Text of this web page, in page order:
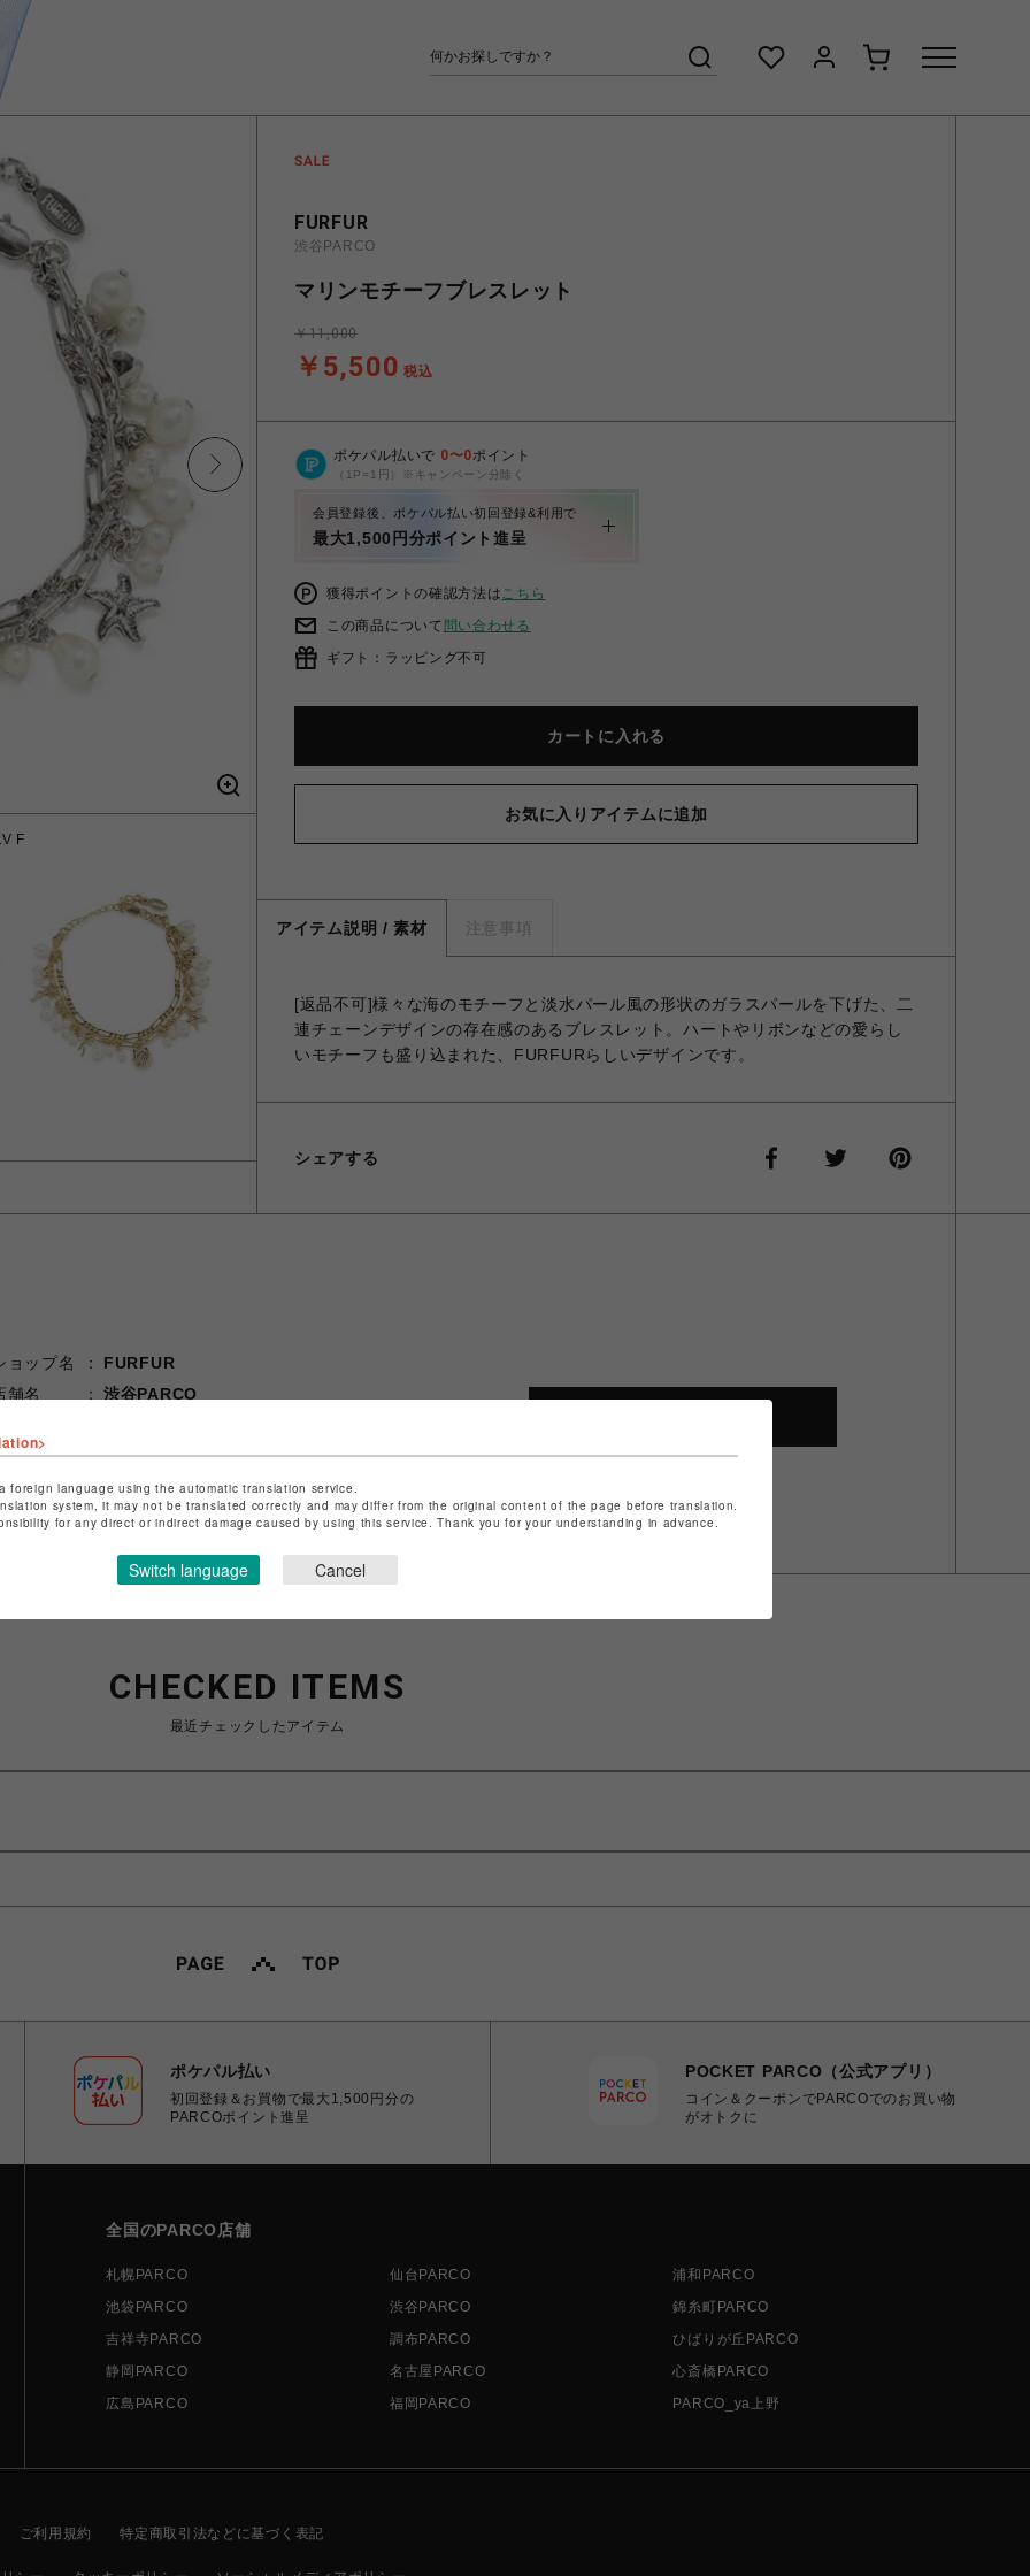
F マリンモチーフブレスレット GLD F
FURFUR
渋谷PARCO
マリンモチーフブレスレット
￥5,500 税込
￥11,000
ポケパル払いで 0〜0ポイント
（1P=1円）※キャンペーン分除く
会員登録後、ポケパル払い初回登録&利用で
最大1,500円分ポイント進呈
獲得ポイントの確認方法はこちら
この商品について 問い合わせる
ギフト：ラッピング不可
カートに入れる
お気に入りアイテムに追加
アイテム説明 / 素材 注意事項
[返品不可]様々な海のモチーフと淡水パール風の形状のガラスパールを下げた、二
連チェーンデザインの存在感のあるブレスレット。ハートやリボンなどの愛らし
いモチーフも盛り込まれた、FURFURらしいデザインです。
シェアする
ョップ名
FURFUR
舗名
渋谷PARCO
定商取引法など法令に基づく表記は
CHECKED ITEMS
最近チェックしたアイテム
ポケパル払い
初回登録＆お買物で最大1,500円分の
PARCOポイント進呈
POCKET PARCO（公式アプリ）
コイン＆クーポンでPARCOでのお買い物
がオトクに
全国のPARCO店舗
札幌PARCO 仙台PARCO
浦和PARCO
池袋PARCO
渋谷PARCO
錦糸町PARCO
吉祥寺PARCO
調布PARCO
ひばりが丘PARCO
静岡PARCO
名古屋PARCO
心斎橋PARCO
広島PARCO
福岡PARCO PARCO_ya上野
ご利用規約 特定商取引法などに基づく表記
foreign language using the automatic translation service.
system, it may not be translated correctly and may differ from the original content of the page before translation.
for any direct or indirect damage caused by using this service. Thank you for your understanding in advance.
Switch language Cancel